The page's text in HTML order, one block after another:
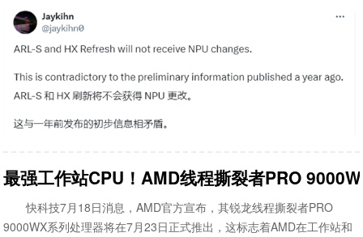
最强工作站CPU！AMD线程撕裂者PRO
快科技7月18日消息，AMD官方宣布，其锐龙线程撕裂者PRO
9000WX系列处理器将在7月23日正式推出，这标志着AMD在工作站和